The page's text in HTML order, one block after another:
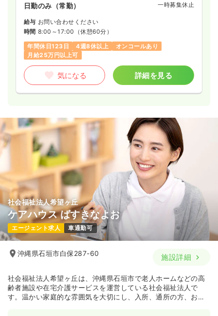
日勤のみ（常勤） 一時募集休止
給与 お問い合わせください
時間 8:00～17:00 （休憩60分）
年間休日123日
4週8休以上
オンコールあり
月給25万円以上可
気になる 詳細を見る
社会福祉法人希望ヶ丘
ケアハウス ばすきなよお
エージェント求人 車通勤可
沖縄県石垣市白保287-60 施設詳細
社会福祉法人希望ヶ丘は、沖縄県石垣市で老人ホームなどの高
齢者施設や在宅介護サービスを運営している社会福祉法人で
す。温かい家庭的な雰囲気を大切にし、入所、通所の方、お客